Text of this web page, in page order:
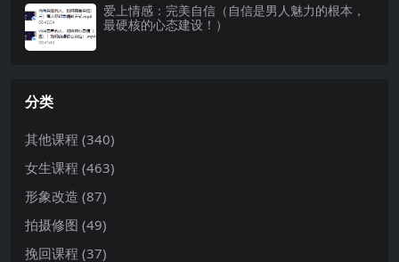
爱上情感：完美自信（自信是男人魅力的根本，
最硬核的心态建设！）
分类
其他课程 (340)
女生课程 (463)
形象改造 (87)
拍摄修图 (49)
挽回课程 (37)